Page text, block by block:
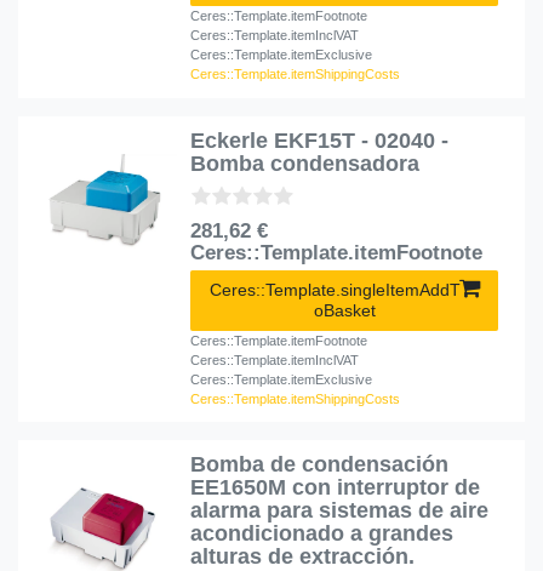
Ceres::Template.itemFootnote
Ceres::Template.itemInclVAT
Ceres::Template.itemExclusive
Ceres::Template.itemShippingCosts
Eckerle EKF15T - 02040 -
Bomba condensadora
281,62 €
Ceres::Template.itemFootnote
Ceres::Template.singleItemAddT
oBasket
Ceres::Template.itemFootnote
Ceres::Template.itemInclVAT
Ceres::Template.itemExclusive
Ceres::Template.itemShippingCosts
Bomba de condensación
EE1650M con interruptor de
alarma para sistemas de aire
acondicionado a grandes
alturas de extracción.